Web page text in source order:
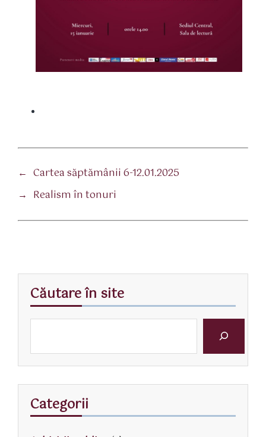
← Cartea săptămânii 6-12.01.2025
→ Realism în tonuri
Căutare în site
Categorii